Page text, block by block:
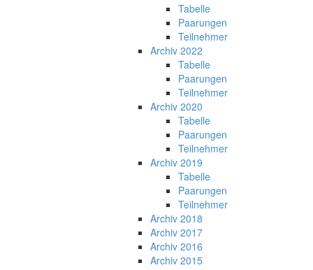
Tabelle
Paarungen
Teilnehmer
Archiv 2022
Tabelle
Paarungen
Teilnehmer
Archiv 2020
Tabelle
Paarungen
Teilnehmer
Archiv 2019
Tabelle
Paarungen
Teilnehmer
Archiv 2018
Archiv 2017
Archiv 2016
Archiv 2015